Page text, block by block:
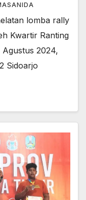
lomba rally
Kwartir Ranting
2024,
Sidoarjo